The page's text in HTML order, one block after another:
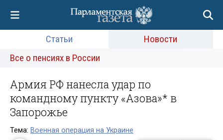
Статьи
Новости
Все о пенсиях в России
Армия РФ нанесла удар по
командному пункту «Азова»* в
Запорожье
Тема: Военная операция на Украине